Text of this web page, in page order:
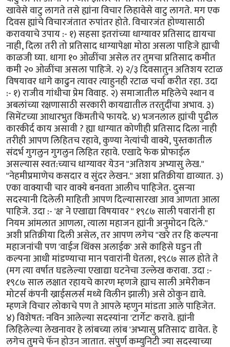
खावेसे वाटु लागते तसे ह्यांना विचार लिहावेसे वाटु लागते. मग एक
दिवस ह्यांचे विचारजंतात रुपांतर होते. विचारजंत होण्यासाठी
करावयाचे उपाय :- १) सहसा इतरांच्या धाग्यावर प्रतिसाद द्यायचा
नाही, दिला तरी तो प्रतिसाद धाग्यापेक्षा मोठा असला पाहिजे ह्याची
काळजी घ्या. धागा १० ओळींचा असेल तर तुमचा प्रतिसाद कमीत
कमी २० ओळींचा असला पाहिजे. २) २/३ दिवसातुन अतिशय रटाळ
विषयावर धागे काढुन त्यावर त्याहुनही रटाळ चर्चा करीत रहा. उदा
:- १) राजीव गांधीचा प्रेम विवाह. २) समाजातील महिलेचे स्थान व
अबलांच्या रक्षणासाठी सरकारी कायद्यातील तरतुदींचा अभाव. ३)
सिमेंटच्या आधारभुत किंमतीचे फायदे. ४) भजनलाल ह्यांची पुढील
कारकीर्द काय असावी ? ह्या धाग्यात कोणीही प्रतिसाद दिला नाही
तरीही आपण लिहितच रहावे, कुण्या नेत्यांची वाक्ये, पुस्तकातील
संदर्भ गुगलुन गुगलुन लिहित रहावे. एखादे फेक प्रोफाईल
असल्यास स्वत:च्याच धाग्यावर येउन "अतिशय अभ्यासु लेख."
"नेहमीप्रमाणेच कसदार व सुंदर लेखन." अशा प्रतिक्रीया द्याव्यात. ३)
एका वाक्याची चार वाक्ये बनवता आलीच पाहिजेत. दुसर्‍या
सदस्यानी दिलेली माहिती आपण दिल्यासारखा आव आणता आला
पाहिजे. उदा :- 'क्ष' ने एखाद्या विषयावर " १९८७ साली पवारांनी हा
नियम आंमलात आणला, त्याला महाजन ह्यांनी अनुमोदन दिले."
अशी प्रतिक्रीया दिली असेल, तर आपण लगेच "खरे तर हि कल्पना
महाजनांची पण 'वाईज थिंक्स अलाईक' असे काहिसे घडुन ती
कल्पना आधी मांडण्याचा मान पवारांनी घेतला, १९८७ साल होते ते
(मग त्या वर्षात घडलेल्या एखाद्या घटनेचा उल्लेख करावा. उदा :-
१९८७ साल लक्षात रहायचे कारण म्हणजे ह्याच साली अमेरीकन
मोटर्स कंपनी ख्राईसलर्स मध्ये विलीन झाली) असे ठोकुन द्यावे.
म्हणजे विचार लोकाचे पण ते आपले म्हणुन मांडता आले पाहिजेत.
४) विशेषत: नविन आलेल्या सदस्यांना 'टार्गेट' करावे. ह्यांनी
लिहिलेल्या लेखनावर हे लांबच्या लांब 'अभ्यासु प्रतिसाद' द्यावेत. हे
लगेच तुमचे फॅन होउन जातात. संपुर्ण कम्युनिटी ज्या सदस्याच्या